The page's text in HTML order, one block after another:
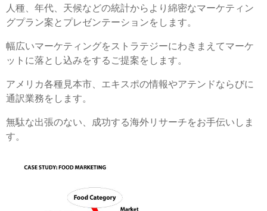
人種、年代、天候などの統計からより綿密なマーケティン
グプラン案とプレゼンテーションをします。
幅広いマーケティングをストラテジーにわきまえてマーケ
ットに落とし込みをするご提案をします。
アメリカ各種見本市、エキスポの情報やアテンドならびに
通訳業務をします。
無駄な出張のない、成功する海外リサーチをお手伝いしま
す。